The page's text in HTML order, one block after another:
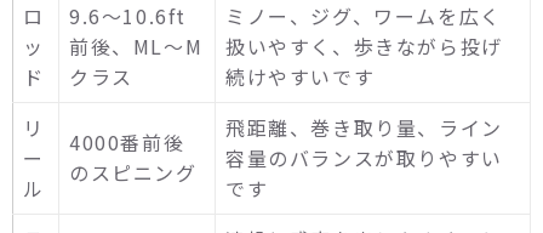
ロ
ッ
ド
9.6〜10.6ft
前後、ML〜M
クラス
ミノー、ジグ、ワームを広く
扱いやすく、歩きながら投げ
続けやすいです
リ
ー
ル
4000番前後
のスピニング
飛距離、巻き取り量、ライン
容量のバランスが取りやすい
です